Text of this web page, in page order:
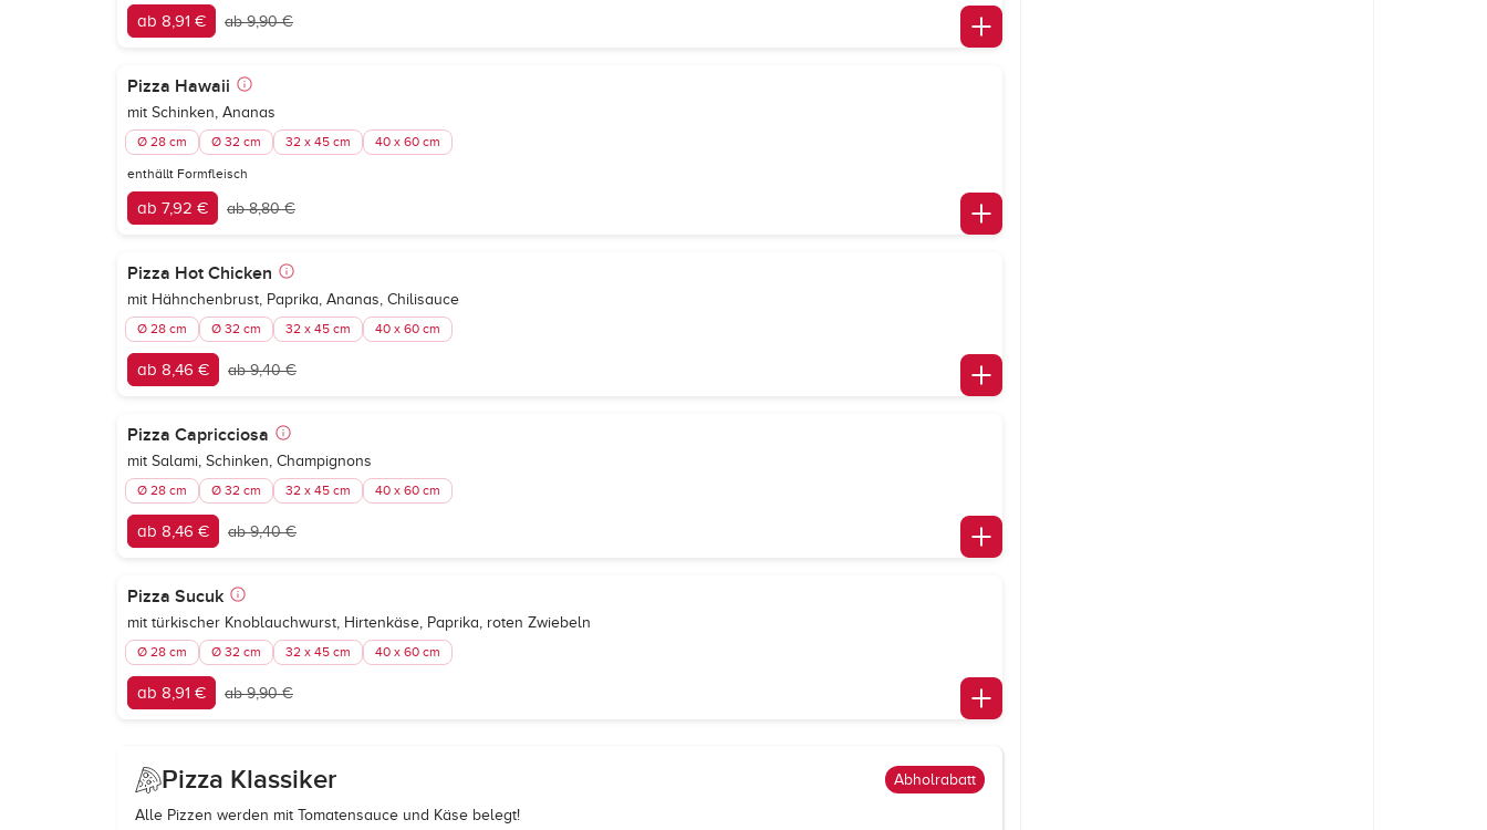
ab 8,91 € ab 9,90 €
Pizza Hawaii
mit Schinken, Ananas
Ø 28 cm Ø 32 cm 32 x 45 cm 40 x 60 cm
enthällt Formfleisch
ab 7,92 € ab 8,80 €
Pizza Hot Chicken
mit Hähnchenbrust, Paprika, Ananas, Chilisauce
Ø 28 cm Ø 32 cm 32 x 45 cm 40 x 60 cm
ab 8,46 € ab 9,40 €
Pizza Capricciosa
mit Salami, Schinken, Champignons
Ø 28 cm Ø 32 cm 32 x 45 cm 40 x 60 cm
ab 8,46 € ab 9,40 €
Pizza Sucuk
mit türkischer Knoblauchwurst, Hirtenkäse, Paprika, roten Zwiebeln
Ø 28 cm Ø 32 cm 32 x 45 cm 40 x 60 cm
ab 8,91 € ab 9,90 €
Pizza Klassiker Abholrabatt
Alle Pizzen werden mit Tomatensauce und Käse belegt!